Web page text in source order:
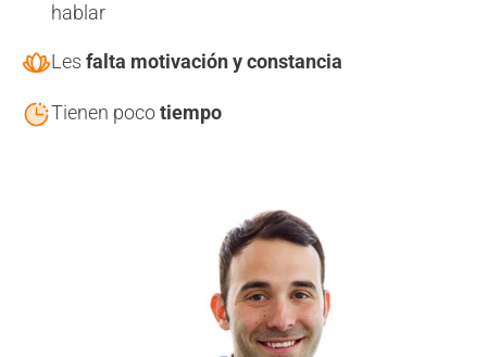
hablar
Les falta motivación y constancia
Tienen pocotiempo